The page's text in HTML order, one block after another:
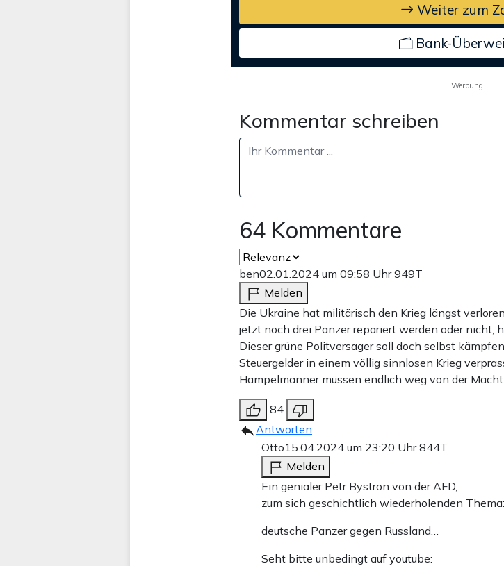
Weiter zum
Bank-
Werbung
Kommentar schreiben
64 Kommentare
ben02.01.2024 um 09:58 Uhr949T
Melden
Die Ukraine hat militärisch den Krieg längst
jetzt noch drei Panzer repariert werden oder nicht,
Dieser grüne Politversager soll doch selbst
Steuergelder in einem völlig sinnlosen Krieg
Hampelmänner müssen endlich weg von der Macht.
84
Antworten
Otto15.04.2024 um 23:20 Uhr844T
Melden
Ein genialer Petr Bystron von der AFD,
zum sich geschichtlich wiederholenden Thema:
deutsche Panzer gegen Russland…
Seht bitte unbedingt auf youtube: